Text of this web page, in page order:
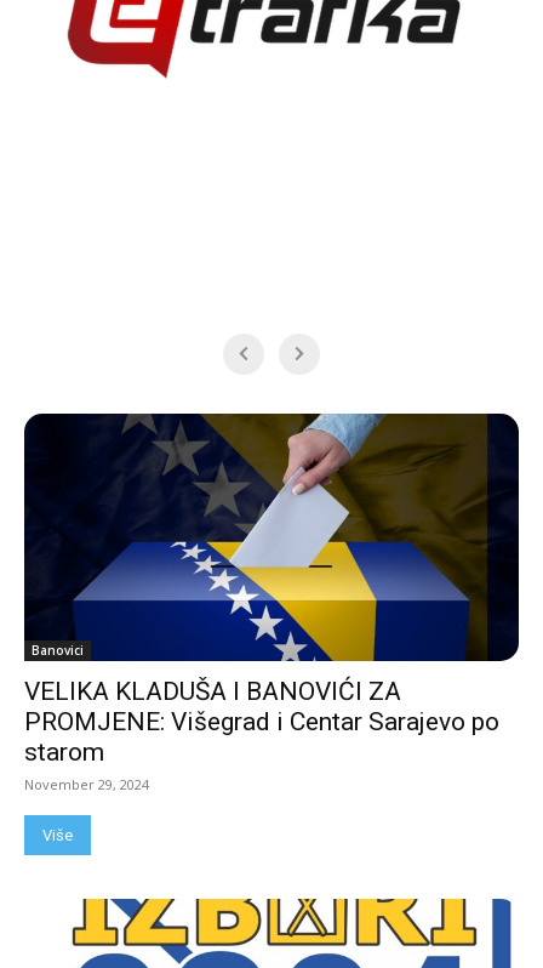
Banovici
VELIKA KLADUŠA I BANOVIĆI ZA
PROMJENE: Višegrad i Centar Sarajevo po
starom
November 29, 2024
Više